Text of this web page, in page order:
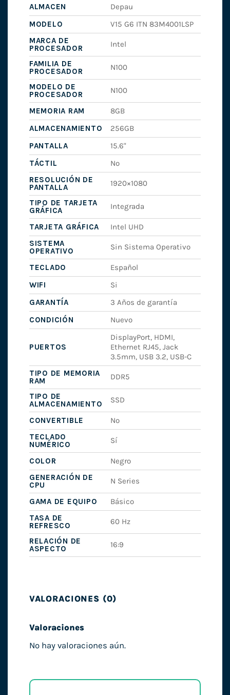
ALMACEN
Depau
MODELO
V15 G6 ITN 83M4001LSP
MARCA DE
PROCESADOR
Intel
FAMILIA DE
PROCESADOR
N100
MODELO DE
PROCESADOR
N100
MEMORIA RAM
8GB
ALMACENAMIENTO
256GB
PANTALLA
15.6"
TÁCTIL
No
RESOLUCIÓN DE
PANTALLA
1920×1080
TIPO DE TARJETA
GRÁFICA
Integrada
TARJETA GRÁFICA
Intel UHD
SISTEMA
OPERATIVO
Sin Sistema Operativo
TECLADO
Español
WIFI
Si
GARANTÍA
3 Años de garantía
CONDICIÓN
Nuevo
PUERTOS
DisplayPort, HDMI,
Ethernet RJ45, Jack
3.5mm, USB 3.2, USB-C
TIPO DE MEMORIA
RAM
DDR5
TIPO DE
ALMACENAMIENTO
SSD
CONVERTIBLE
No
TECLADO
NUMÉRICO
Sí
COLOR
Negro
GENERACIÓN DE
CPU
N Series
GAMA DE EQUIPO
Básico
TASA DE
REFRESCO
60 Hz
RELACIÓN DE
ASPECTO
16:9
VALORACIONES (0)
Valoraciones
No hay valoraciones aún.